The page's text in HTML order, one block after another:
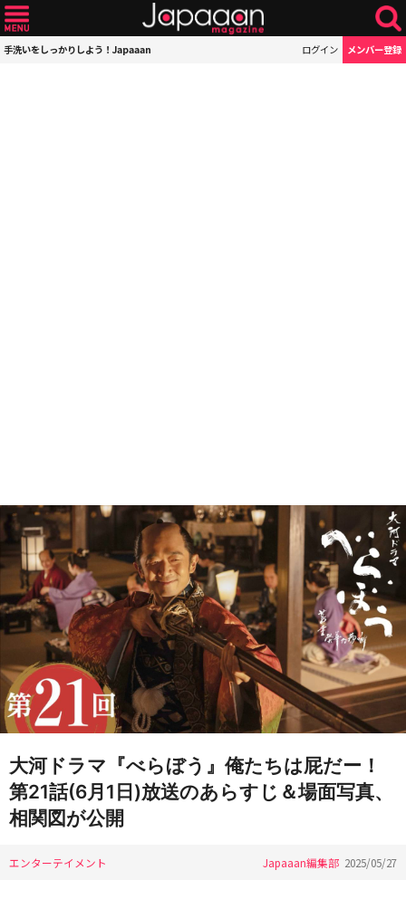
手洗いをしっかりしよう！Japaaan ログイン メンバー登録
大河ドラマ『べらぼう』俺たちは屁だー！
第21話(6月1日)放送のあらすじ＆場面写真、
相関図が公開
エンターテイメント Japaaan編集部 2025/05/27